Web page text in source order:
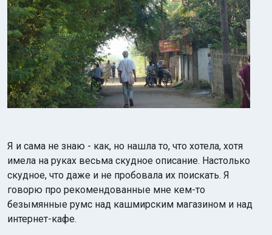
Я и сама не знаю - как, но нашла то, что хотела, хотя
имела на руках весьма скудное описание. Настолько
скудное, что даже и не пробовала их поискать. Я
говорю про рекомендованные мне кем-то
безымянные румс над кашмирским магазином и над
интернет-кафе.